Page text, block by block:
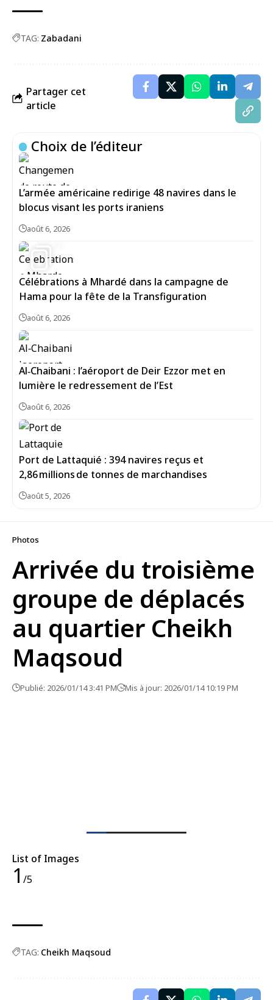
TAG: Zabadani
Partager cet
article
Choix de l’éditeur
L’armée américaine redirige 48 navires dans le
blocus visant les ports iraniens
août 6, 2026
Célébrations à Mhardé dans la campagne de
Hama pour la fête de la Transfiguration
août 6, 2026
Al‑Chaibani : l’aéroport de Deir Ezzor met en
lumière le redressement de l’Est
août 6, 2026
Port de Lattaquié : 394 navires reçus et
2,86 millions de tonnes de marchandises
août 5, 2026
Photos
Arrivée du troisième
groupe de déplacés
au quartier Cheikh
Maqsoud
Publié: 2026/01/14 3:41 PM Mis à jour: 2026/01/14 10:19 PM
List of Images
1 /5
TAG: Cheikh Maqsoud